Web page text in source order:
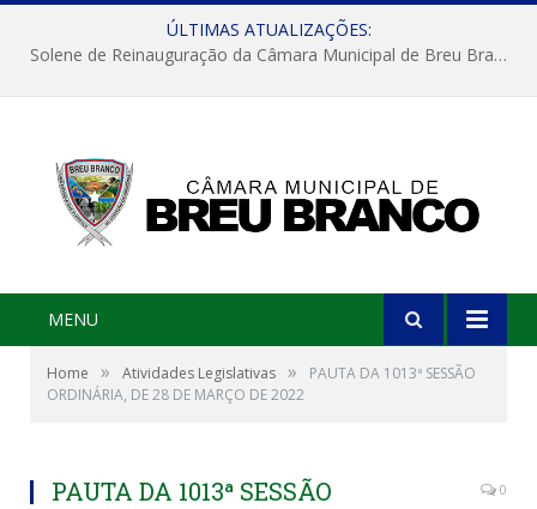
ÚLTIMAS ATUALIZAÇÕES:
Solene de Reinauguração da Câmara Municipal de Breu Branco
MENU
Home » Atividades Legislativas »
PAUTA DA 1013ª SESSÃO
ORDINÁRIA, DE 28 DE MARÇO DE 2022
PAUTA DA 1013ª SESSÃO
0